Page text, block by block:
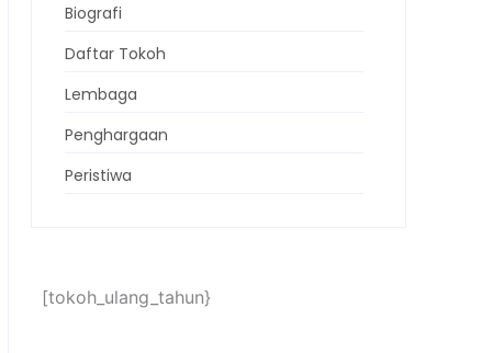
Biografi
Daftar Tokoh
Lembaga
Penghargaan
Peristiwa
[tokoh_ulang_tahun}